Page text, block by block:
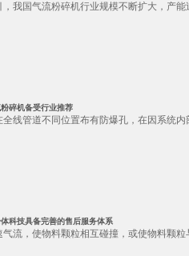
我国气流粉碎机行业规模不断扩大，产
碎机备受行业推荐
线管道不同位置布有防爆孔，在因系统
科技具备完善的售后服务体系
流，使物料颗粒相互碰撞，或使物料颗